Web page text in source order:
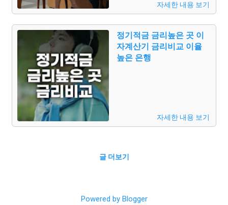
자세한 내용 보기
정기적금 금리높은 곳 이
자계산기 금리비교 이율
높은 은행
자세한 내용 보기
글 더보기
Powered by Blogger